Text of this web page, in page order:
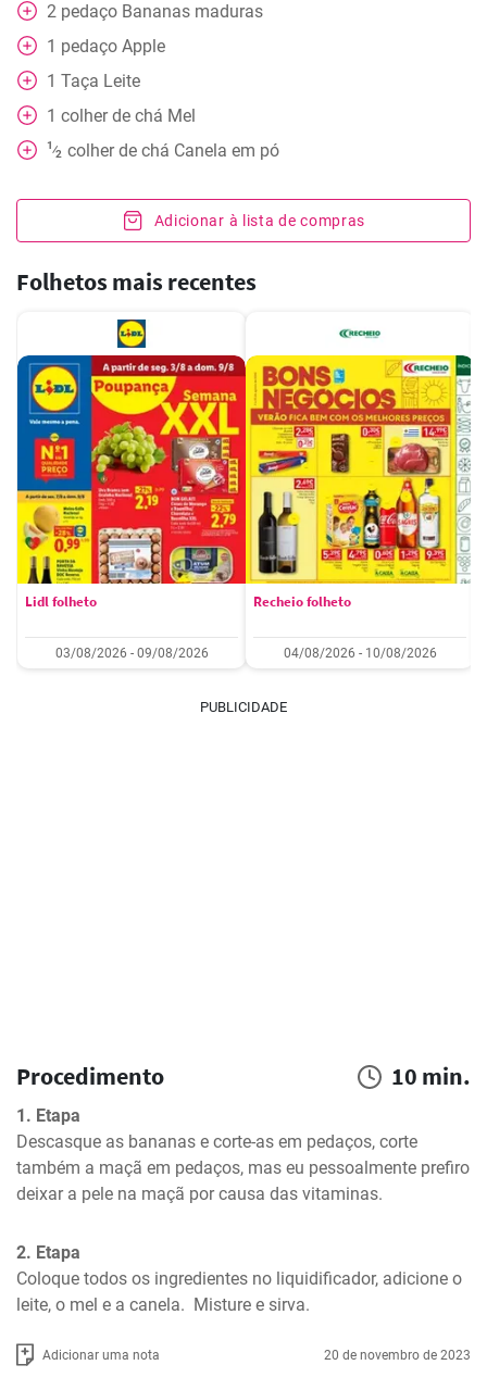
2 pedaço Bananas maduras
1 pedaço Apple
1 Taça Leite
1 colher de chá Mel
1⁄2 colher de chá Canela em pó
Adicionar à lista de compras
Folhetos mais recentes
Lidl folheto
03/08/2026 - 09/08/2026
Recheio folheto
04/08/2026 - 10/08/2026
PUBLICIDADE
Procedimento 10 min.
1. Etapa
Descasque as bananas e corte-as em pedaços, corte
também a maçã em pedaços, mas eu pessoalmente prefiro
deixar a pele na maçã por causa das vitaminas.
2. Etapa
Coloque todos os ingredientes no liquidificador, adicione o
leite, o mel e a canela.  Misture e sirva.
Adicionar uma nota 20 de novembro de 2023